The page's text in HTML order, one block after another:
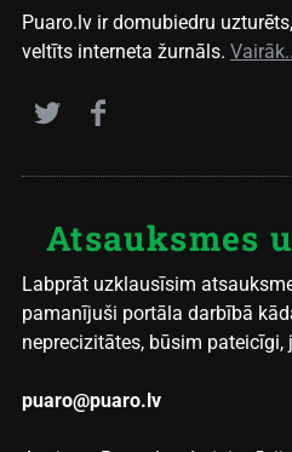
Puaro.lv ir domubiedru
veltīts interneta žurnāls.
Atsauksmes
Labprāt uzklausīsim
pamanījuši portāla darbībā
neprecizitātes, būsim pateicīgi,
puaro@puaro.lv